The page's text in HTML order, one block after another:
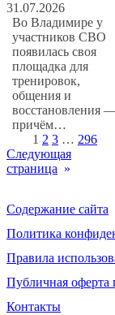
31.07.2026
Во Владимире у
участников СВО
появилась своя
площадка для
тренировок,
общения и
восстановления
причём…
1 2 3 … 296
Следующая
страница »
Содержание сайта
Политика
Правила
Публичная
Контакты